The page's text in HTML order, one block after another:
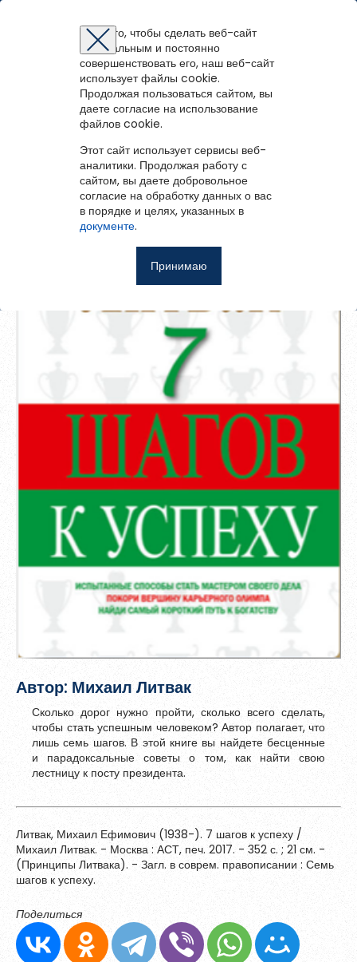
Вернуться назад
7 шагов к успеху
Автор: Михаил Литвак
Сколько дорог нужно пройти, сколько всего сделать,
чтобы стать успешным человеком? Автор полагает, что
лишь семь шагов. В этой книге вы найдете бесценные
и парадоксальные советы о том, как найти свою
лестницу к посту президента.
Литвак, Михаил Ефимович (1938-). 7 шагов к успеху /
Михаил Литвак. - Москва : АСТ, печ. 2017. - 352 с. ; 21 см. -
(Принципы Литвака). - Загл. в соврем. правописании : Семь
шагов к успеху.
Поделиться
Для того, чтобы сделать веб-сайт
оптимальным и постоянно
совершенствовать его, наш веб-сайт
использует файлы cookie.
Продолжая пользоваться сайтом, вы
даете согласие на использование
файлов cookie.
Этот сайт использует сервисы веб-
аналитики. Продолжая работу с
сайтом, вы даете добровольное
согласие на обработку данных о вас
в порядке и целях, указанных в
документе.
Принимаю
Перейти на портал
Авторизация
Для того чтобы получить доступ к полнотекстовым документам и
записям вебинаров необходимо авторизоваться.
Если у вас еще нет учетной записи,зарегистрируйтесь.
Запомнить меня
Восстановление пароля
Восстановить пароль
Введите эл.почту, привязанную к профилю на портале. На
неё мы отправим ссылку для восстановления пароля.
Регистрация на портале
Зарегистрированные пользователи имеют доступ к
методическим рекомендациям, сценариям мероприятий,
библиографическим и другим полнотекстовым документам, а
также к записям вебинаров.
и один специальный символ.
Обновить
Я согласен на обработку
Я согласен справилами использования материалов,
Зарегистрироваться
Уже зарегистрированы?Войти
Ошибка регистрации.Перезагрузите
снова
Вы успешно зарегистрированы!
зарегистрироваться